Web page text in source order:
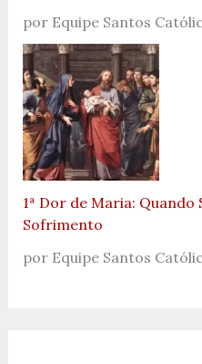
por Equipe Santos
1ª Dor de Maria: Quando
Sofrimento
por Equipe Santos